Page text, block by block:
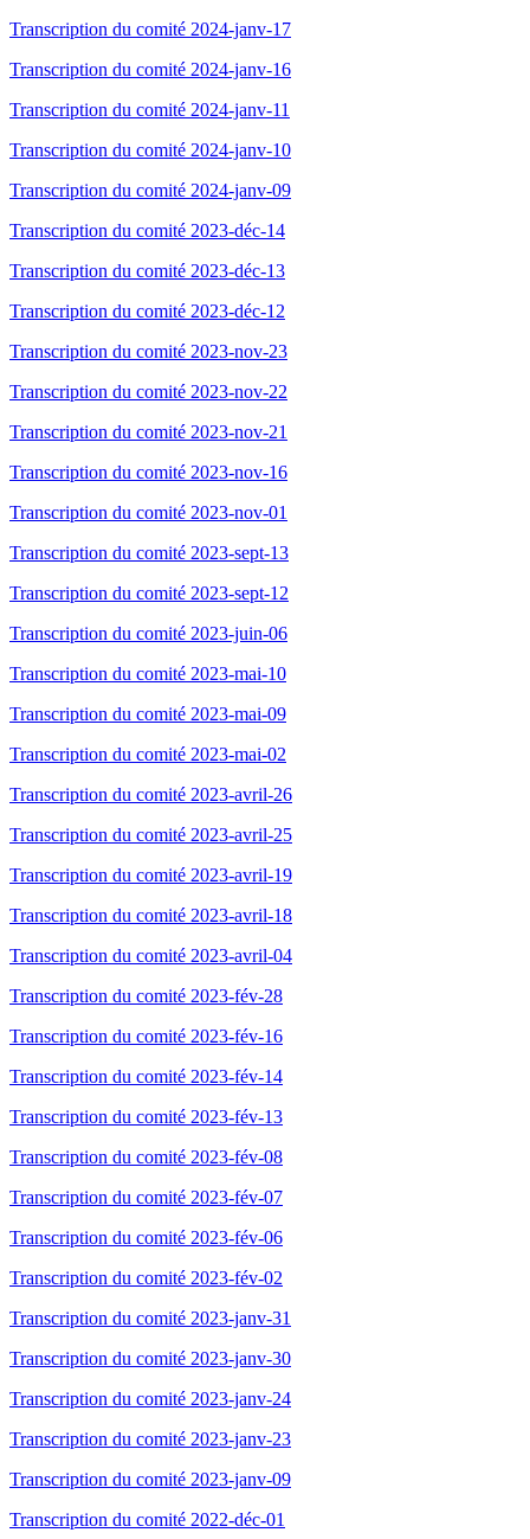
Transcription du comité 2024-janv-17
Transcription du comité 2024-janv-16
Transcription du comité 2024-janv-11
Transcription du comité 2024-janv-10
Transcription du comité 2024-janv-09
Transcription du comité 2023-déc-14
Transcription du comité 2023-déc-13
Transcription du comité 2023-déc-12
Transcription du comité 2023-nov-23
Transcription du comité 2023-nov-22
Transcription du comité 2023-nov-21
Transcription du comité 2023-nov-16
Transcription du comité 2023-nov-01
Transcription du comité 2023-sept-13
Transcription du comité 2023-sept-12
Transcription du comité 2023-juin-06
Transcription du comité 2023-mai-10
Transcription du comité 2023-mai-09
Transcription du comité 2023-mai-02
Transcription du comité 2023-avril-26
Transcription du comité 2023-avril-25
Transcription du comité 2023-avril-19
Transcription du comité 2023-avril-18
Transcription du comité 2023-avril-04
Transcription du comité 2023-fév-28
Transcription du comité 2023-fév-16
Transcription du comité 2023-fév-14
Transcription du comité 2023-fév-13
Transcription du comité 2023-fév-08
Transcription du comité 2023-fév-07
Transcription du comité 2023-fév-06
Transcription du comité 2023-fév-02
Transcription du comité 2023-janv-31
Transcription du comité 2023-janv-30
Transcription du comité 2023-janv-24
Transcription du comité 2023-janv-23
Transcription du comité 2023-janv-09
Transcription du comité 2022-déc-01